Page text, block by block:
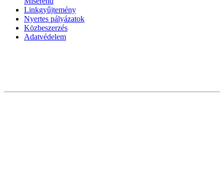
Linkgyűjtemény
Nyertes pályázatok
Közbeszerzés
Adatvédelem